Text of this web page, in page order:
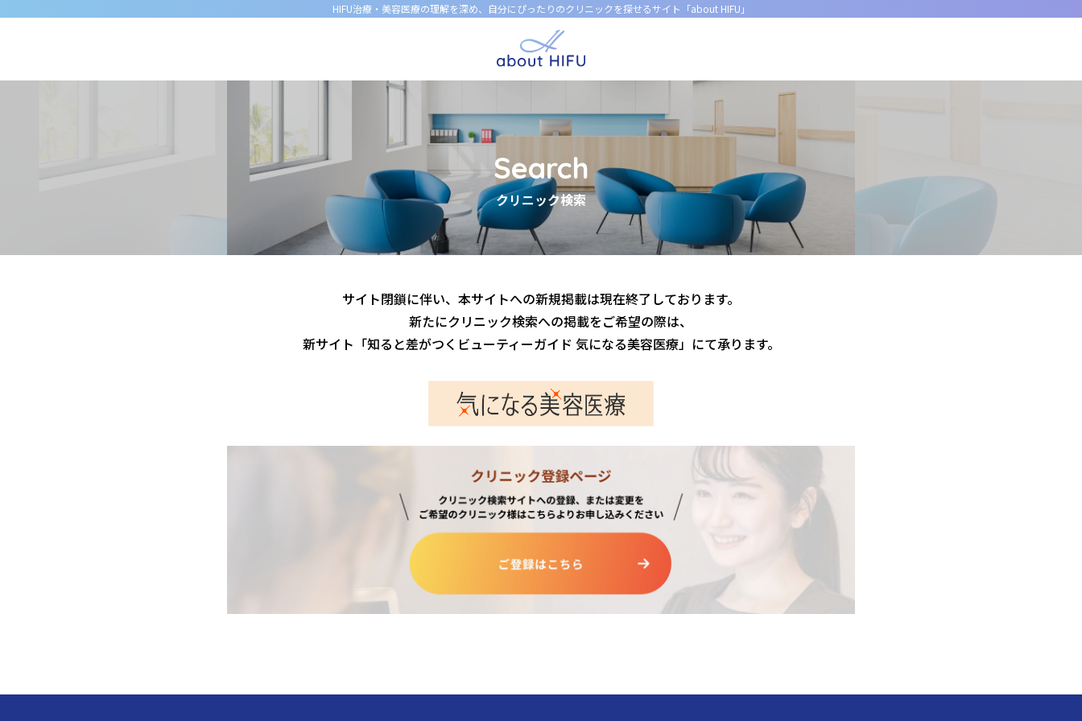
HIFU治療・美容医療の理解を深め、 自分にぴったりのクリニックを探せるサイト「about HIFU」
Search
クリニック検索
サイト閉鎖に伴い、本サイトへの新規掲載は現在終了しております。
新たにクリニック検索への掲載をご希望の際は、
新サイト「知ると差がつくビューティーガイド 気になる美容医療」にて承ります。